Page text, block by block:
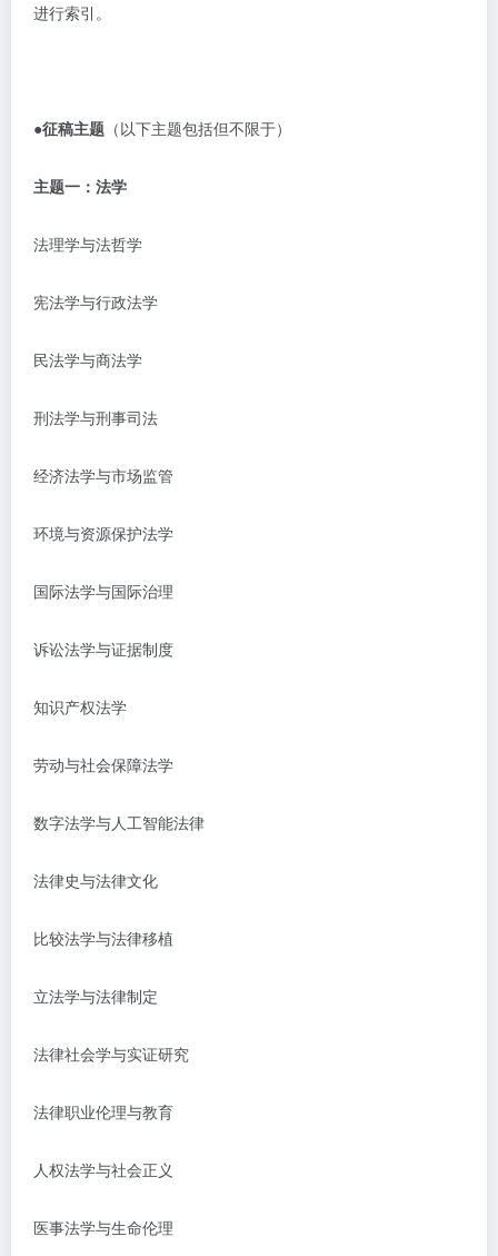
进行索引。
●征稿主题 （以下主题包括但不限于）
主题一：法学
法理学与法哲学
宪法学与行政法学
民法学与商法学
刑法学与刑事司法
经济法学与市场监管
环境与资源保护法学
国际法学与国际治理
诉讼法学与证据制度
知识产权法学
劳动与社会保障法学
数字法学与人工智能法律
法律史与法律文化
比较法学与法律移植
立法学与法律制定
法律社会学与实证研究
法律职业伦理与教育
人权法学与社会正义
医事法学与生命伦理